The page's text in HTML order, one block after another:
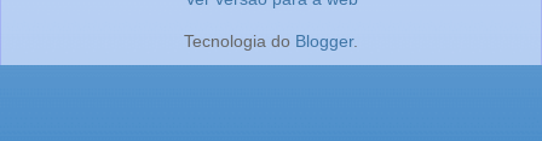
Tecnologia do Blogger.